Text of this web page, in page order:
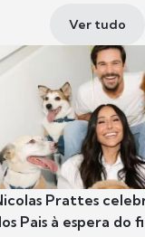
Ver tudo
Prattes
Pais à espera do